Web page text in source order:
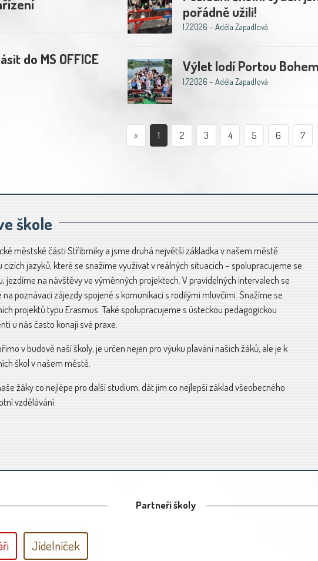
do MS OFFICE
pořádně užili!
1.7.2026 – Adéla Zapadlová
Výlet lodí Portou
1.7.2026 – Adéla Zapadlová
« 1 2 3 4 5 6 7
škole
městské části Stříbrníky a jsme druhá největší základka v našem městě.
jazyků, které se snažíme využívat v reálných situacích – spolupracujeme se
jezdíme na návštěvy ve výměnných projektech. V pravidelných intervalech se
poznávací zájezdy spojené s komunikací s rodilými mluvčími. Snažíme se
projektů typu Erasmus. Také spolupracujeme s ústeckou pedagogickou
u nás často konají své praxe.
v budově naší školy, je určen nejen pro výuku plavání našich žáků, ale je k
škol v našem městě.
žáky co nejlépe pro další studium, dát jim co nejlepší základ všeobecného
vzdělávání.
Jídelníček
Partneři školy